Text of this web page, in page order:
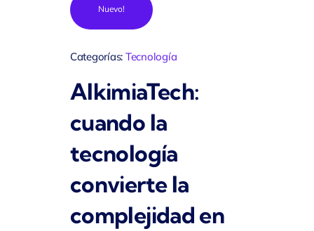
Nuevo!
Categorías: Tecnología
AlkimiaTech:
cuando la
tecnología
convierte la
complejidad en